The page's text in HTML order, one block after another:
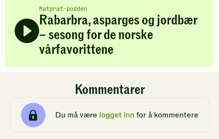
Matprat-podden
Rabarbra, asparges og jordbær
– sesong for de norske
vårfavorittene
Kommentarer
Du må være logget inn for å kommentere